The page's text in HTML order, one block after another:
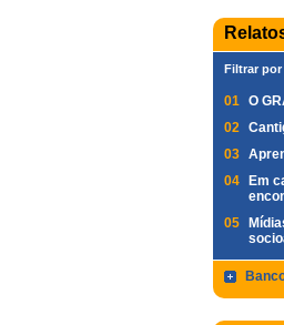
Filtrar por
01 O
02
03
04
Em
05